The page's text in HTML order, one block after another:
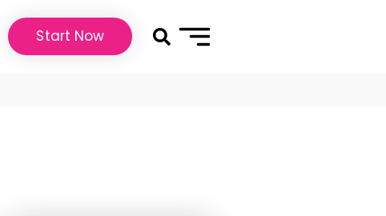
Start Now